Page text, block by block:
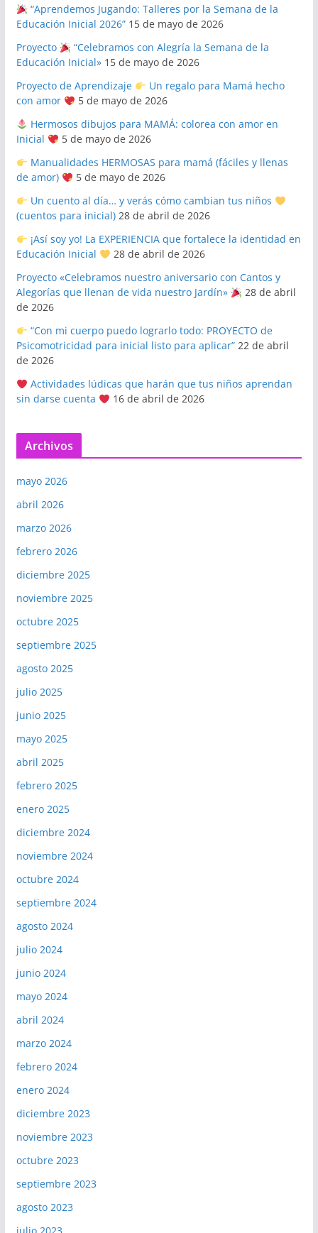
“Aprendemos Jugando: Talleres por la Semana de la
Educación Inicial 2026” 15 de mayo de 2026
Proyecto
“Celebramos con Alegría la Semana de la
Educación Inicial» 15 de mayo de 2026
Proyecto de Aprendizaje
Un regalo para Mamá hecho
con amor
5 de mayo de 2026
Hermosos dibujos para MAMÁ: colorea con amor en
Inicial
5 de mayo de 2026
Manualidades HERMOSAS para mamá (fáciles y llenas
de amor)
5 de mayo de 2026
Un cuento al día… y verás cómo cambian tus niños
(cuentos para inicial) 28 de abril de 2026
¡Así soy yo! La EXPERIENCIA que fortalece la identidad en
Educación Inicial
28 de abril de 2026
Proyecto «Celebramos nuestro aniversario con Cantos y
Alegorías que llenan de vida nuestro Jardín»
28 de abril
de 2026
“Con mi cuerpo puedo lograrlo todo: PROYECTO de
Psicomotricidad para inicial listo para aplicar” 22 de abril
de 2026
Actividades lúdicas que harán que tus niños aprendan
sin darse cuenta
16 de abril de 2026
Archivos
mayo 2026
abril 2026
marzo 2026
febrero 2026
diciembre 2025
noviembre 2025
octubre 2025
septiembre 2025
agosto 2025
julio 2025
junio 2025
mayo 2025
abril 2025
febrero 2025
enero 2025
diciembre 2024
noviembre 2024
octubre 2024
septiembre 2024
agosto 2024
julio 2024
junio 2024
mayo 2024
abril 2024
marzo 2024
febrero 2024
enero 2024
diciembre 2023
noviembre 2023
octubre 2023
septiembre 2023
agosto 2023